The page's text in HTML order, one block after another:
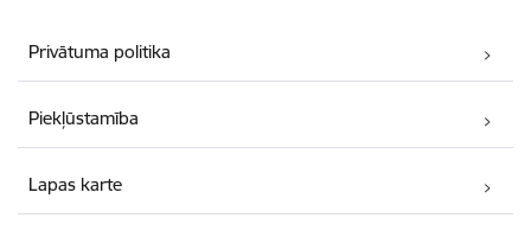
Privātuma politika
Piekļūstamība
Lapas karte